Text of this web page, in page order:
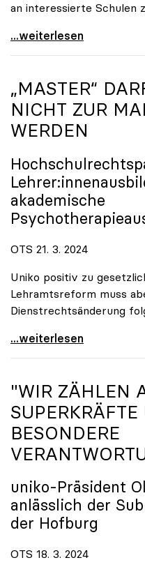
an interessierte Schulen
uniko-
...weiterlesen
„MASTER“
NICHT ZUR
WERDEN
akademische
OTS 21. 3. 2024
Uniko positiv zu
Lehramtsreform muss
Dienstrechtsänderung
„Master“ darf im
...weiterlesen
"WIR ZÄHLEN
BESONDERE
uniko-Präsident
anlässlich der
der Hofburg
OTS 18. 3. 2024